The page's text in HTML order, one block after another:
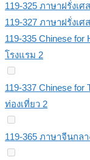
119-325 ภาษาฝรั่งเ
119-327 ภาษาฝรั่งเศ
119-335 Chinese
โรงแรม 2
119-337 Chinese
ท่องเที่ยว 2
119-365 ภาษาจีนกล